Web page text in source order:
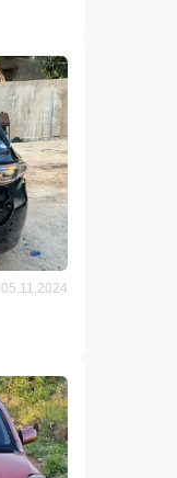
05.11.2024